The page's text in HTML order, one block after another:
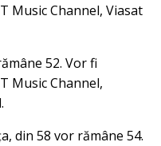
Music Channel, Viasat
52. Vor fi
Music Channel,
din 58 vor rămâne 54.